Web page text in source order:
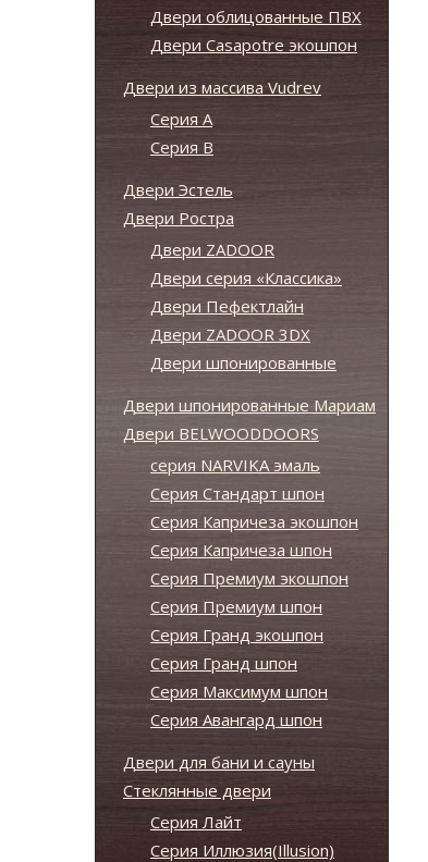
Двери облицованные ПВХ
Двери Casapotre экошпон
Двери из массива Vudrev
Серия А
Серия B
Двери Эстель
Двери Ростра
Двери ZADOOR
Двери серия «Классика»
Двери Пефектлайн
Двери ZADOOR 3DX
Двери шпонированные
Двери шпонированные Мариам
Двери BELWOODDOORS
серия NARVIKA эмаль
Серия Стандарт шпон
Серия Капричеза экошпон
Серия Капричеза шпон
Серия Премиум экошпон
Серия Премиум шпон
Серия Гранд экошпон
Серия Гранд шпон
Серия Максимум шпон
Серия Авангард шпон
Двери для бани и сауны
Стеклянные двери
Серия Лайт
Серия Иллюзия(Illusion)